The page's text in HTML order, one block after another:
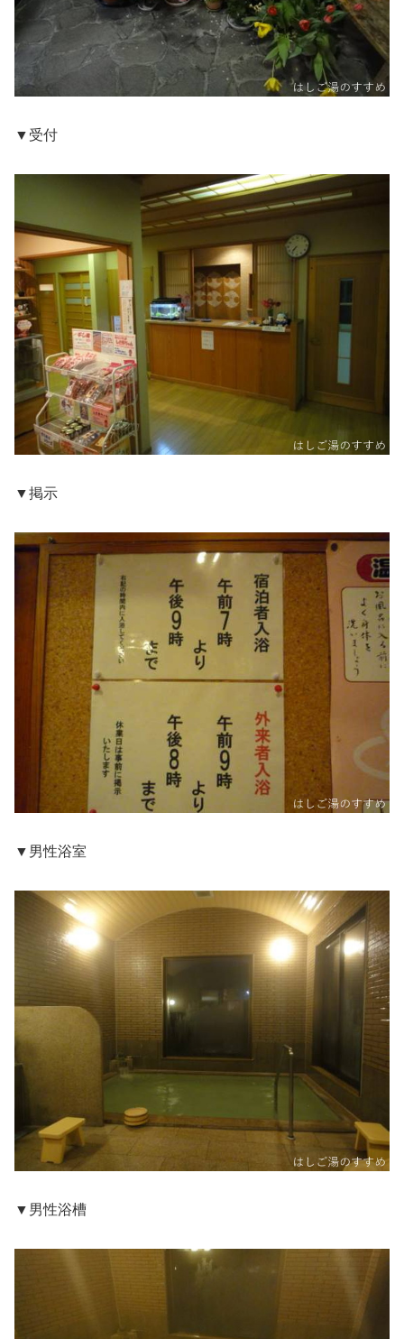
▼受付
▼掲示
▼男性浴室
▼男性浴槽